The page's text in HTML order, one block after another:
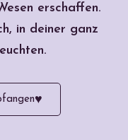
erschaffen.
in deiner ganz
♥